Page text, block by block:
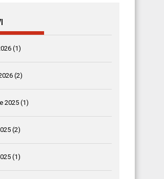
(1)
(2)
2025 (1)
(2)
(1)